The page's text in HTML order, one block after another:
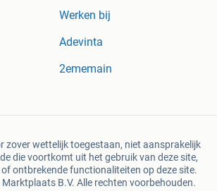
Werken bij
Adevinta
2ememain
zover wettelijk toegestaan, niet aansprakelijk
die voortkomt uit het gebruik van deze site,
ontbrekende functionaliteiten op deze site.
B.V. Alle rechten voorbehouden.